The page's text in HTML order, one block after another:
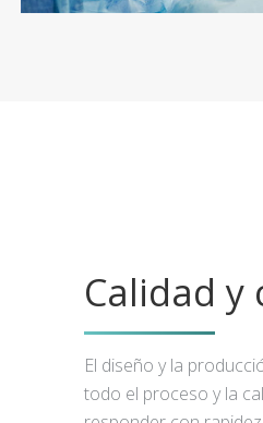
Calidad y
El diseño y la
todo el proceso y la